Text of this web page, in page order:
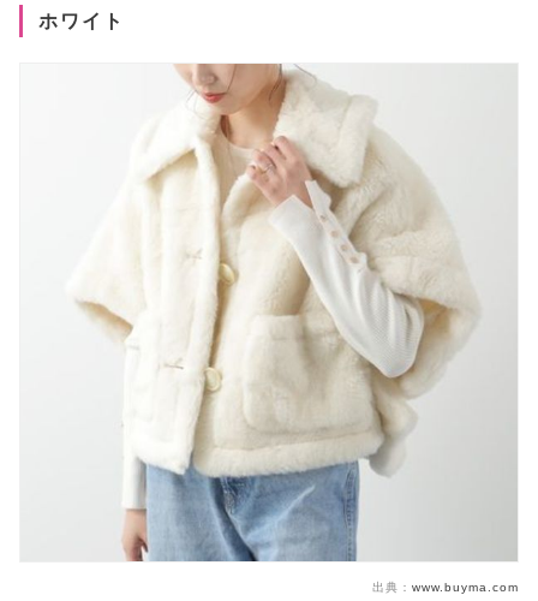
ホワイト
出典： www.buyma.com